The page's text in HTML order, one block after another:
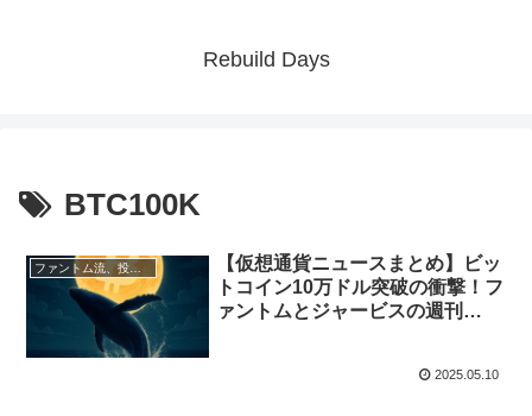
Rebuild Days
BTC100K
ファントム流、投資と資産形成術
【仮想通貨ニュースまとめ】ビッ
トコイン10万ドル突破の衝撃！フ
ァントムとジャービスの週刊
2025.05.10